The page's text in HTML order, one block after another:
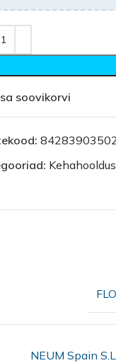
soovikorvi
Kehahooldus
NEUM Spain